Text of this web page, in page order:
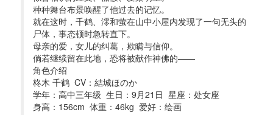
种种舞台布景唤醒了他过去的记忆。
就在这时，千鹤、澪和萤在山中小屋内发现了一句无头的
尸体，事态顿时急转直下。
母亲的爱，女儿的纠葛，欺瞒与信仰。
倘若继续留在此地，恐将被献作神佛的——
角色介绍
柊木 千鹤 CV：結城ほのか
学年：高中三年级 生日：9月21日 星座：处女座
身高：156cm 体重：46kg 爱好：绘画